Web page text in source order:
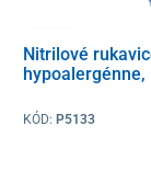
Nitrilové
hypoalergénne,
KÓD: P5133